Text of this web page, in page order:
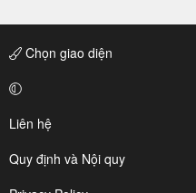
Chọn giao diện
Liên hệ
Quy định và Nội quy